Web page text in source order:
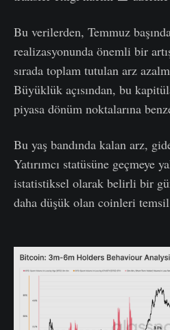
Bu verilerden, Temmuz
realizasyonunda önemli bir
sırada toplam tutulan arz
Büyüklük açısından, bu
piyasa dönüm noktalarına
Bu yaş bandında kalan arz,
Yatırımcı statüsüne geçmeye
istatistiksel olarak belirli bir
daha düşük olan coinleri